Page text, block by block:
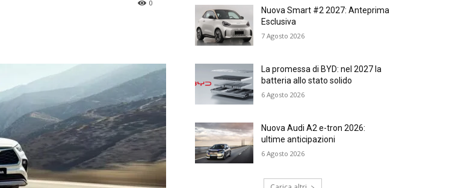
0
Nuova Smart #2 2027: Anteprima
Esclusiva
7 Agosto 2026
La promessa di BYD: nel 2027 la
batteria allo stato solido
6 Agosto 2026
Nuova Audi A2 e-tron 2026:
ultime anticipazioni
6 Agosto 2026